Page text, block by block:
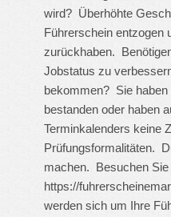
wird? Überhöhte
Führerschein entzogen
zurückhaben.
Jobstatus zu
bekommen? Sie haben
bestanden oder haben
Terminkalenders keine
Prüfungsformalitäten.
machen. Besuchen Sie
https://
werden sich um Ihre